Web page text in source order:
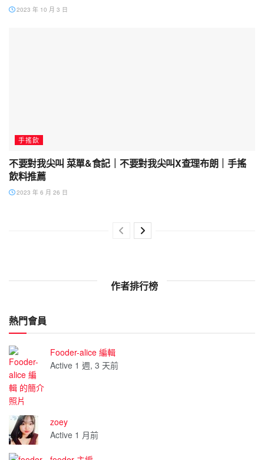
2023 年 10 月 3 日
手搖飲
不要對我尖叫 菜單&食記｜不要對我尖叫X查理布朗｜手搖
飲料推薦
2023 年 6 月 26 日
作者排行榜
熱門會員
Fooder-alice 編輯
Active 1 週, 3 天前
zoey
Active 1 月前